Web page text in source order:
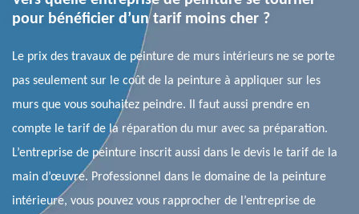
pour bénéficier d’un tarif moins cher ?
Le prix des travaux de peinture de murs intérieurs ne se porte
pas seulement sur le coût de la peinture à appliquer sur les
murs que vous souhaitez peindre. Il faut aussi prendre en
compte le tarif de la réparation du mur avec sa préparation.
L’entreprise de peinture inscrit aussi dans le devis le tarif de la
main d’œuvre. Professionnel dans le domaine de la peinture
intérieure, vous pouvez vous rapprocher de l’entreprise de